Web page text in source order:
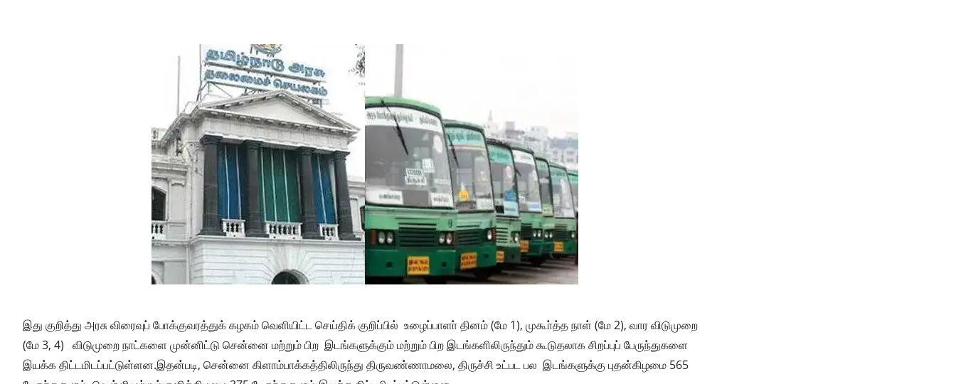
இது குறித்து அரசு விரைவுப் போக்குவரத்துக் கழகம் வெளியிட்ட செய்திக் குறிப்பில் உழைப்பாளா் தினம் (மே 1), முகூா்த்த நாள் (மே 2), வார விடுமுறை
(மே 3, 4) விடுமுறை நாட்களை முன்னிட்டு சென்னை மற்றும் பிற இடங்களுக்கும் மற்றும் பிற இடங்களிலிருந்தும் கூடுதலாக சிறப்புப் பேருந்துகளை
இயக்க திட்டமிடப்பட்டுள்ளன.இதன்படி, சென்னை கிளாம்பாக்கத்திலிருந்து திருவண்ணாமலை, திருச்சி உட்பட பல இடங்களுக்கு புதன்கிழமை 565